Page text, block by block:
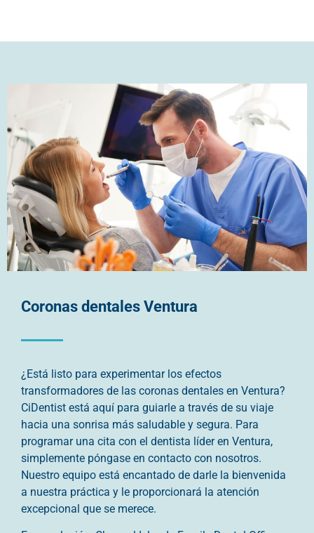
Coronas dentales Ventura
¿Está listo para experimentar los efectos
transformadores de las coronas dentales en Ventura?
CiDentist está aquí para guiarle a través de su viaje
hacia una sonrisa más saludable y segura. Para
programar una cita con el dentista líder en Ventura,
simplemente póngase en contacto con nosotros.
Nuestro equipo está encantado de darle la bienvenida
a nuestra práctica y le proporcionará la atención
excepcional que se merece.